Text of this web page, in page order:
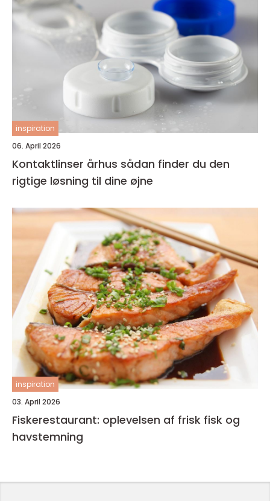
inspiration
06. April 2026
Kontaktlinser århus sådan finder du den
rigtige løsning til dine øjne
inspiration
03. April 2026
Fiskerestaurant: oplevelsen af frisk fisk og
havstemning